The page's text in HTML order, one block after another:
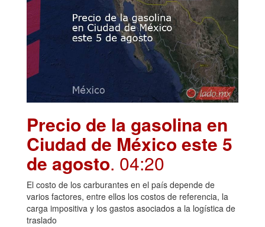
Precio de la gasolina en
Ciudad de México este 5
de agosto. 04:20
El costo de los carburantes en el país depende de
varios factores, entre ellos los costos de referencia, la
carga impositiva y los gastos asociados a la logística de
traslado